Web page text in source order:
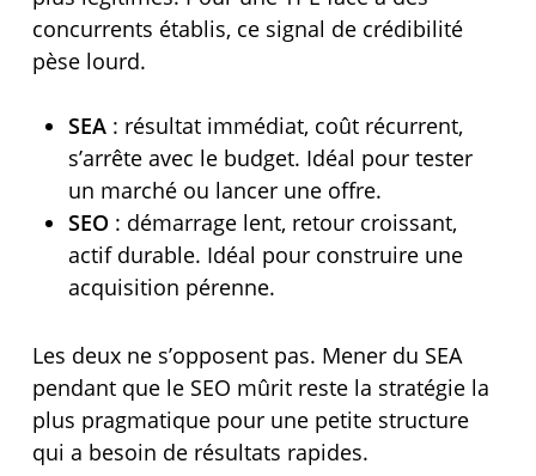
concurrents établis, ce signal de crédibilité
pèse lourd.
SEA: résultat immédiat, coût récurrent,
s’arrête avec le budget. Idéal pour tester
un marché ou lancer une offre.
SEO : démarrage lent, retour croissant,
actif durable. Idéal pour construire une
acquisition pérenne.
Les deux ne s’opposent pas. Mener du SEA
pendant que le SEO mûrit reste la stratégie la
plus pragmatique pour une petite structure
qui a besoin de résultats rapides.